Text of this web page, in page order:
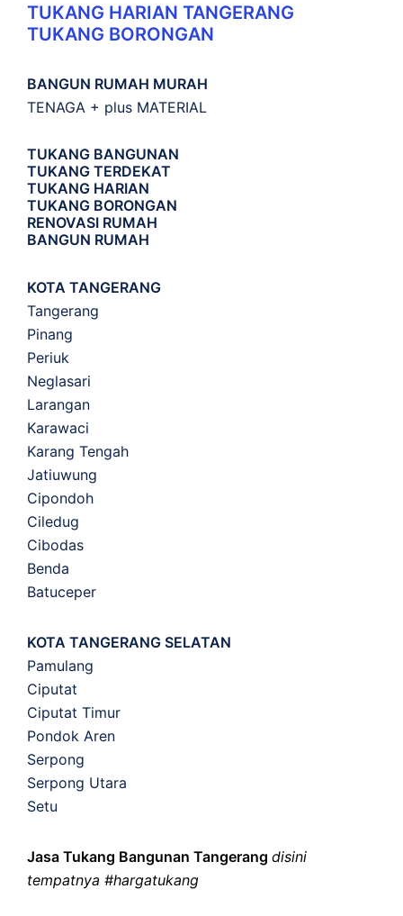
TUKANG HARIAN TANGERANG
TUKANG BORONGAN
BANGUN RUMAH MURAH
TENAGA + plus MATERIAL
TUKANG BANGUNAN
TUKANG TERDEKAT
TUKANG HARIAN
TUKANG BORONGAN
RENOVASI RUMAH
BANGUN RUMAH
KOTA TANGERANG
Tangerang
Pinang
Periuk
Neglasari
Larangan
Karawaci
Karang Tengah
Jatiuwung
Cipondoh
Ciledug
Cibodas
Benda
Batuceper
KOTA TANGERANG SELATAN
Pamulang
Ciputat
Ciputat Timur
Pondok Aren
Serpong
Serpong Utara
Setu
Jasa Tukang Bangunan Tangerang disini
tempatnya #hargatukang